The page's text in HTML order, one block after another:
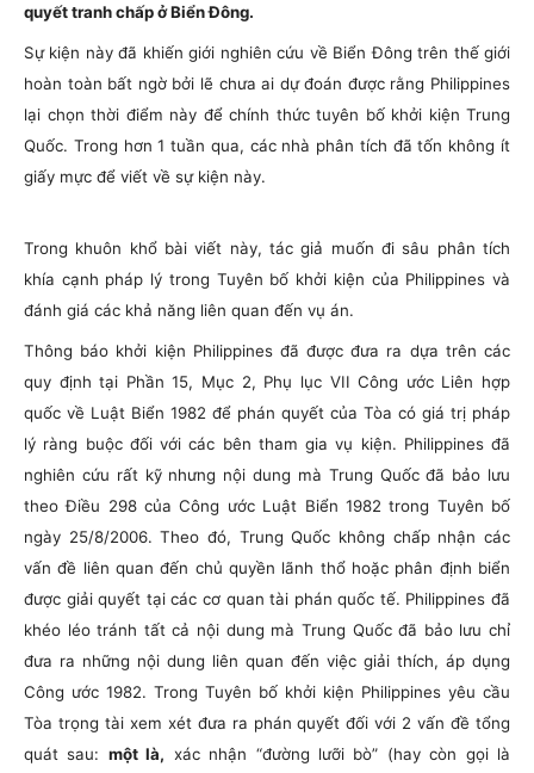
quyết tranh chấp ở Biển Đông.
Sự kiện này đã khiến giới nghiên cứu về Biển Đông trên thế giới
hoàn toàn bất ngờ bởi lẽ chưa ai dự đoán được rằng Philippines
lại chọn thời điểm này để chính thức tuyên bố khởi kiện Trung
Quốc. Trong hơn 1 tuần qua, các nhà phân tích đã tốn không ít
giấy mực để viết về sự kiện này.
Trong khuôn khổ bài viết này, tác giả muốn đi sâu phân tích
khía cạnh pháp lý trong Tuyên bố khởi kiện của Philippines và
đánh giá các khả năng liên quan đến vụ án.
Thông báo khởi kiện Philippines đã được đưa ra dựa trên các
quy định tại Phần 15, Mục 2, Phụ lục VII Công ước Liên hợp
quốc về Luật Biển 1982 để phán quyết của Tòa có giá trị pháp
lý ràng buộc đối với các bên tham gia vụ kiện. Philippines đã
nghiên cứu rất kỹ nhưng nội dung mà Trung Quốc đã bảo lưu
theo Điều 298 của Công ước Luật Biển 1982 trong Tuyên bố
ngày 25/8/2006. Theo đó, Trung Quốc không chấp nhận các
vấn đề liên quan đến chủ quyền lãnh thổ hoặc phân định biển
được giải quyết tại các cơ quan tài phán quốc tế. Philippines đã
khéo léo tránh tất cả nội dung mà Trung Quốc đã bảo lưu chỉ
đưa ra những nội dung liên quan đến việc giải thích, áp dụng
Công ước 1982. Trong Tuyên bố khởi kiện Philippines yêu cầu
Tòa trọng tài xem xét đưa ra phán quyết đối với 2 vấn đề tổng
quát sau: một là, xác nhận “đường lưỡi bò” (hay còn gọi là